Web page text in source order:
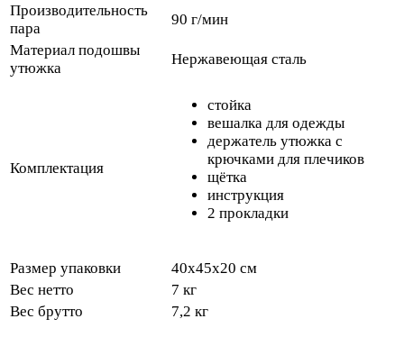
Производительность
пара
90 г/мин
Материал подошвы
утюжка
Нержавеющая сталь
Комплектация
стойка
вешалка для одежды
держатель утюжка с
крючками для плечиков
щётка
инструкция
2 прокладки
Размер упаковки
40х45х20 см
Вес нетто
7 кг
Вес брутто
7,2 кг